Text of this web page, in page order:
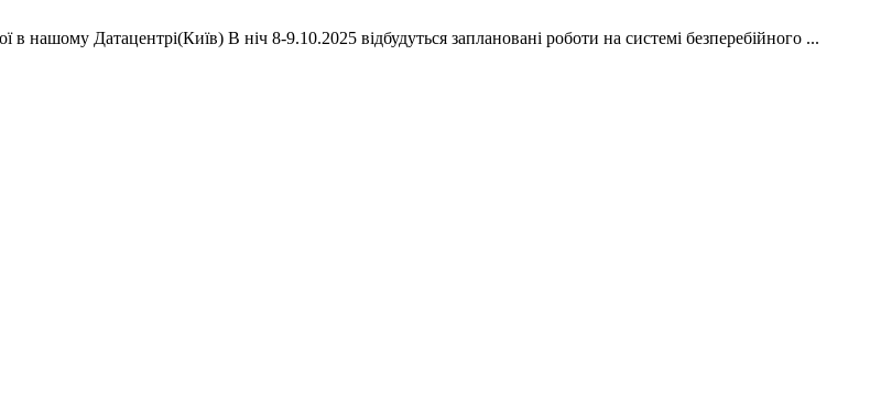
нашому Датацентрі(Київ) В ніч 8-9.10.2025 відбудуться заплановані роботи на системі безперебійного ...